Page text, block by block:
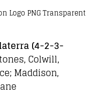
(4-2-3-
Colwill,
Maddison,